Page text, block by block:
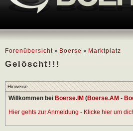
Forenübersicht » Boerse » Marktplatz
Gelöscht!!!
Hinweise
Willkommen bei Boerse.IM (Boerse.AM -
Hier gehts zur Anmeldung - Klicke hier um